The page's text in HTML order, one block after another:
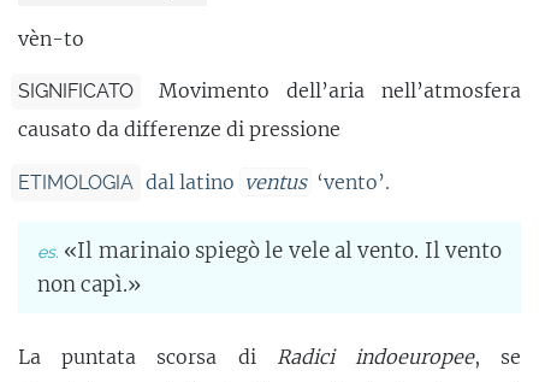
vèn-to
SIGNIFICATO
Movimento dell’aria nell’atmosfera
causato da differenze di pressione
ETIMOLOGIA dal latino ventus ‘vento’.
«Il marinaio spiegò le vele al vento. Il vento
non capì.»
La puntata scorsa di Radici indoeuropee, se